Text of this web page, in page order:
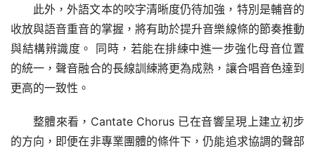
此外，外語文本的咬字清晰度仍待加強，特別是輔音的
收放與語音重音的掌握，將有助於提升音樂線條的節奏推動
與結構辨識度。 同時，若能在排練中進一步強化母音位置
的統一，聲音融合的長線訓練將更為成熟，讓合唱音色達到
更高的一致性。
整體來看，Cantate Chorus 已在音響呈現上建立初步
的方向，即便在非專業團體的條件下，仍能追求協調的聲部